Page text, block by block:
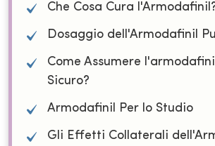
Che Cosa Cura
Dosaggio dell'Armodafinil
Come Assumere
Sicuro?
Armodafinil Per lo Studio
Gli Effetti Collaterali